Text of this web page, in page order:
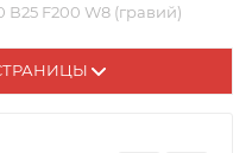
F200 W8 (гравий)